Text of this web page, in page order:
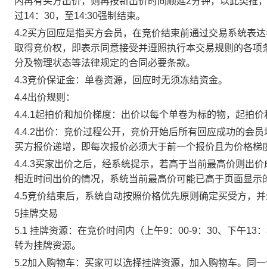
过14：30，至14:30强制结束。
4.2买方回应是指买方会员，在竞价结束前通过交易系统表
取得竞价权，即表示同意接受并遵照执行本交易规则的各
分及物理状态等法律规定的合同必要条款。
4.3竞价保证金：单卷资源，回应时无须冻结资金。
4.4出价规则：
4.4.1起拍价和加价梯度：出价以每个单卷为标的物，起拍
4.4.2出价：竞价过程公开，竞价开始后所有回应成功的会
买方报价递增，即每次报价必须大于前一个报价且为价格
4.4.3买家出价之后，经系统提示，若高于当前最高价则出
相近时间出价的情况，系统当前最高价可能已高于页面显示
4.5竞价结束后，系统自动按照价格优先原则确定买受方，
5挂牌交易
5.1 挂牌资源：在竞价时间内（上午9：00-9：30、下午13
转为挂牌资源。
5.2加入购物车：买家可以选择挂牌资源，加入购物车。同